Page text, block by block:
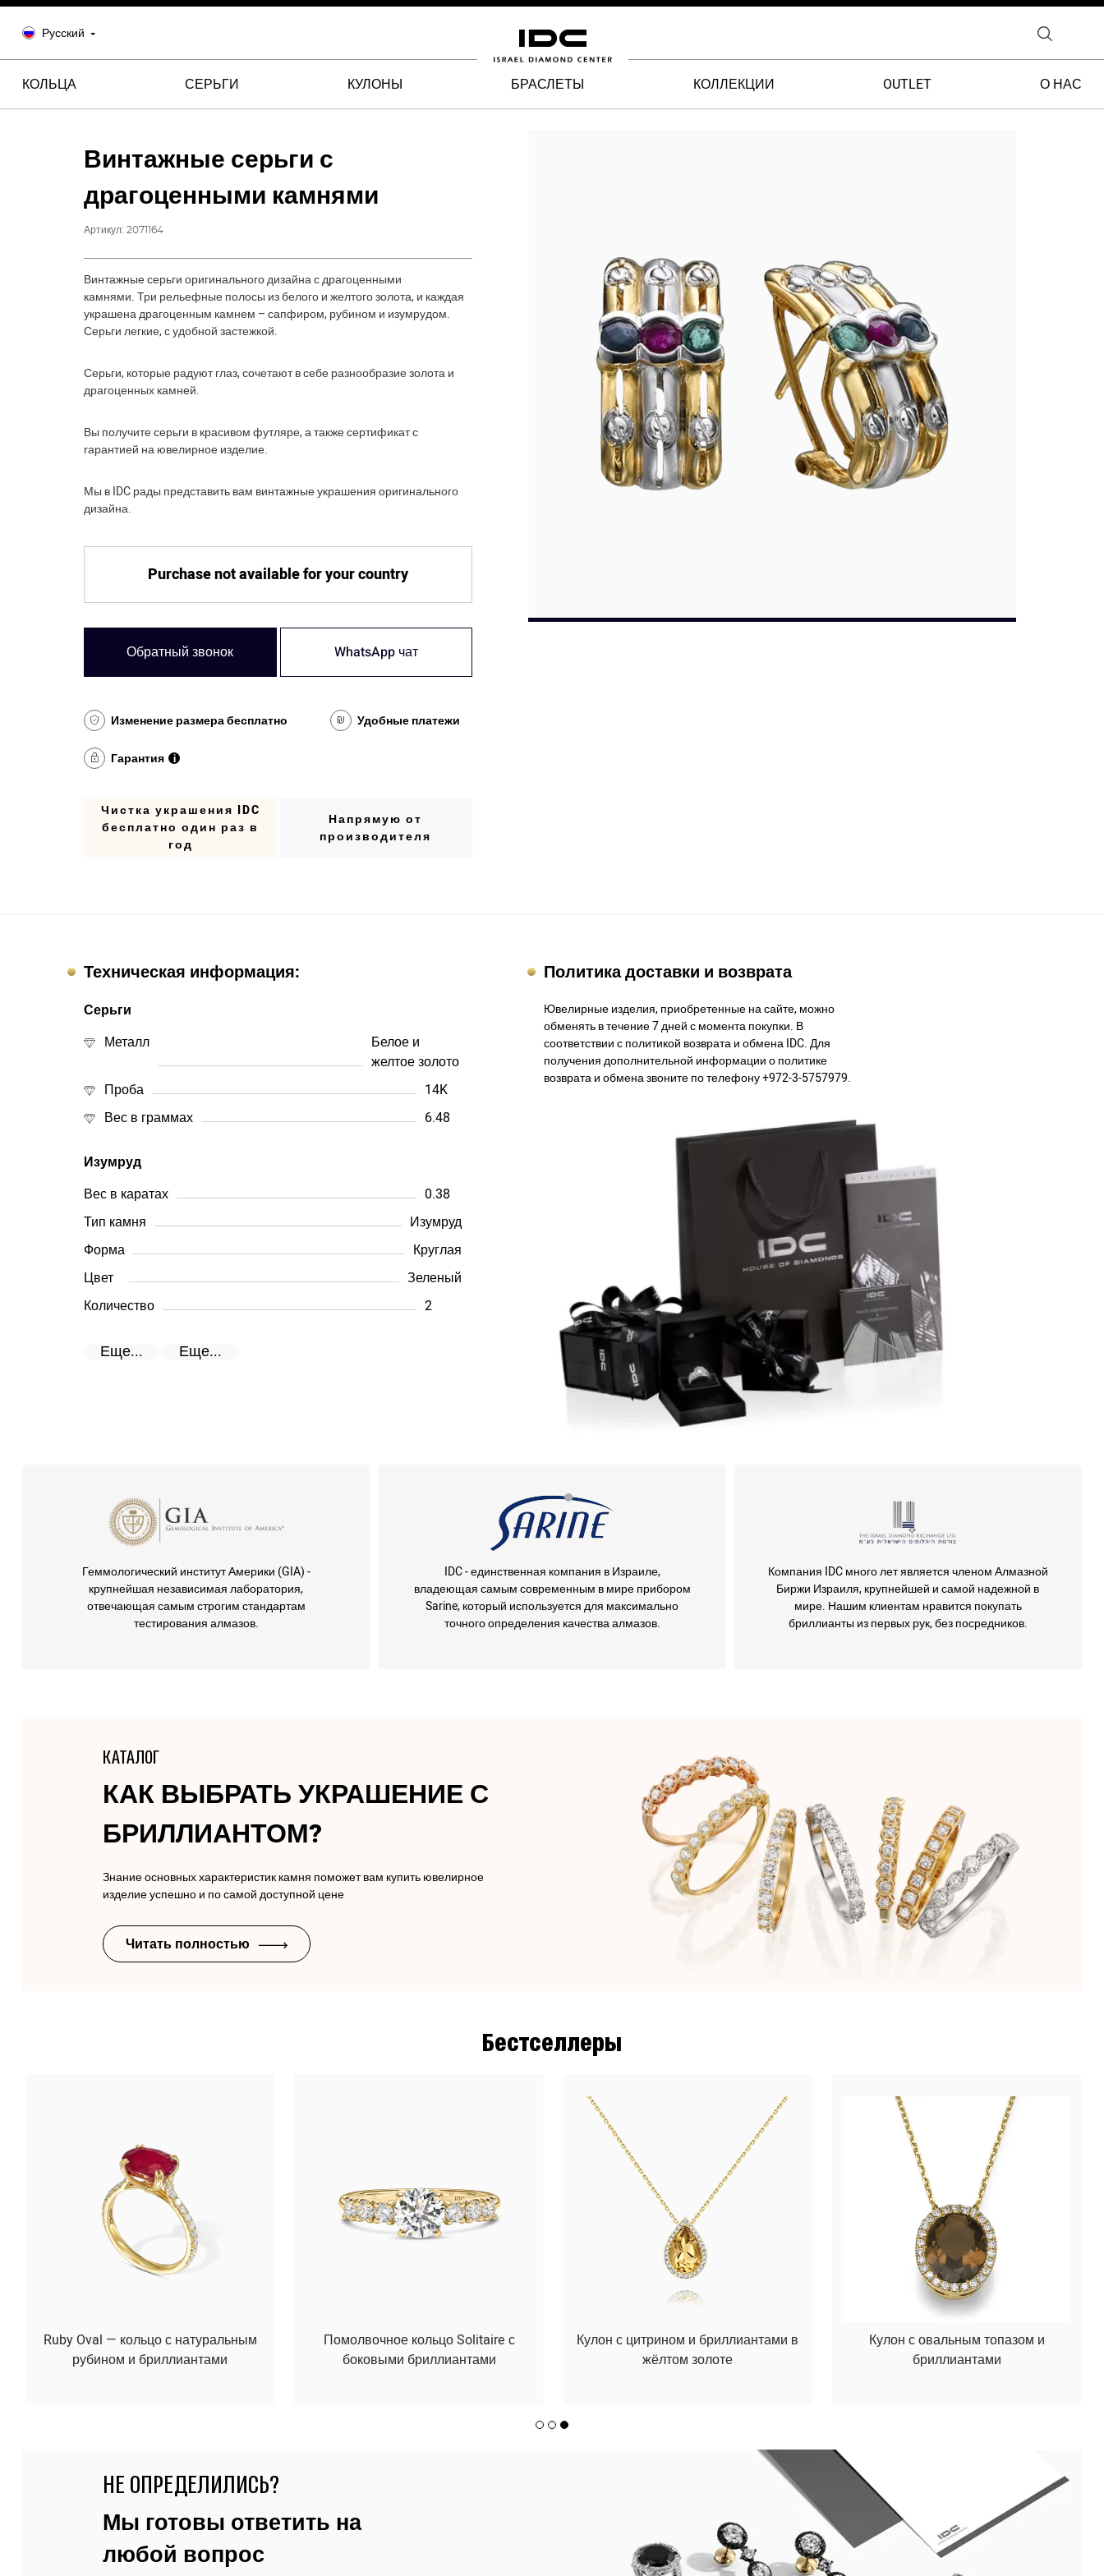
Русский
КОЛЬЦА СЕРЬГИ КУЛОНЫ БРАСЛЕТЫ КОЛЛЕКЦИИ OUTLET О НАС
Винтажные серьги с
драгоценными камнями
Артикул:2071164
Винтажные серьги оригинального дизайна с драгоценными
камнями. Три рельефные полосы из белого и желтого золота, и каждая
украшена драгоценным камнем – сапфиром, рубином и изумрудом.
Серьги легкие, с удобной застежкой.
Серьги, которые радуют глаз, сочетают в себе разнообразие золота и
драгоценных камней.
Вы получите серьги в красивом футляре, а также сертификат с
гарантией на ювелирное изделие.
Мы в IDC рады представить вам винтажные украшения оригинального
дизайна.
Purchase not available for your country
Обратный звонок WhatsApp чат
Изменение размера бесплатно Удобные платежи
Гарантия i
Чистка украшения IDC
бесплатно один раз в
год
Напрямую от
производителя
Техническая информация:
Серьги
Металл
Белое и
желтое золото
Проба
14K
Вес в граммах
6.48
Изумруд
Вес в каратах
0.38
Тип камня
Изумруд
Форма
Круглая
Цвет
Зеленый
Количество
2
Еще... Еще...
Политика доставки и возврата
Ювелирные изделия, приобретенные на сайте, можно
обменять в течение 7 дней с момента покупки. В
соответствии с политикой возврата и обмена IDC. Для
получения дополнительной информации о политике
возврата и обмена звоните по телефону +972-3-5757979.
Геммологический институт Америки (GIA) -
крупнейшая независимая лаборатория,
отвечающая самым строгим стандартам
тестирования алмазов.
IDC - единственная компания в Израиле,
владеющая самым современным в мире прибором
Sarine, который используется для максимально
точного определения качества алмазов.
Компания IDC много лет является членом Алмазной
Биржи Израиля, крупнейшей и самой надежной в
мире. Нашим клиентам нравится покупать
бриллианты из первых рук, без посредников.
КАТАЛОГ
КАК ВЫБРАТЬ УКРАШЕНИЕ С
БРИЛЛИАНТОМ?
Знание основных характеристик камня поможет вам купить ювелирное
изделие успешно и по самой доступной цене
Читать полностью
Бестселлеры
Кулон с овальным топазом и
бриллиантами
Кулон с цитрином и бриллиантами в
жёлтом золоте
Помолвочное кольцо Solitaire с
боковыми бриллиантами
Ruby Oval — кольцо с натуральным
рубином и бриллиантами
НЕ ОПРЕДЕЛИЛИСЬ?
Мы готовы ответить на
любой вопрос